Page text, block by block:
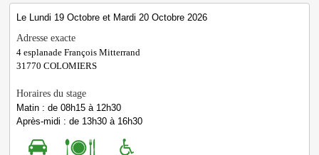
Le Lundi 19 Octobre et Mardi 20 Octobre 2026
Adresse exacte
4 esplanade François Mitterrand
31770 COLOMIERS
Horaires du stage
Matin : de 08h15 à 12h30
Après-midi : de 13h30 à 16h30